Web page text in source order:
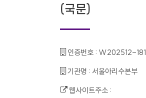
(국문)
인증번호 : W202512-181
기관명 : 서울아리수본부
웹사이트주소 :